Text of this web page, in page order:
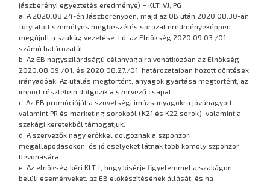
jászberényi egyeztetés eredménye) – KLT, VJ, PG
a. A 2020.08.24-én Jászberényben, majd az OB után 2020.08.30-án
folytatott személyes megbeszélés sorozat eredményeképpen
megújult a szakág vezetése. Ld. az Elnökség 2020.09.03./01.
számú határozatát.
b. Az EB nagyszilárdságú célanyagaira vonatkozóan az Elnökség
2020.08.09./01. és 2020.08.27./01. határozataiban hozott döntések
irányadóak. Az utalás megtörtént, anyagok gyártása megtörtént, az
import részletein dolgozik a szervező csapat.
c. Az EB promócióját a szövetségi imázsanyagokra jóváhagyott,
valamint PR és marketing sorokból (K21 és K22 sorok), valamint a
szakági keretekből támogatjuk.
d. A szervezők nagy erőkkel dolgoznak a szponzori
megállapodásokon, és jó esélyeket látnak több komoly szponzor
bevonására.
e. Az elnökség kéri KLT-t, hogy kísérje figyelemmel a szakágon
belüli eseményeket, az EB előkészítésének állását, és ha